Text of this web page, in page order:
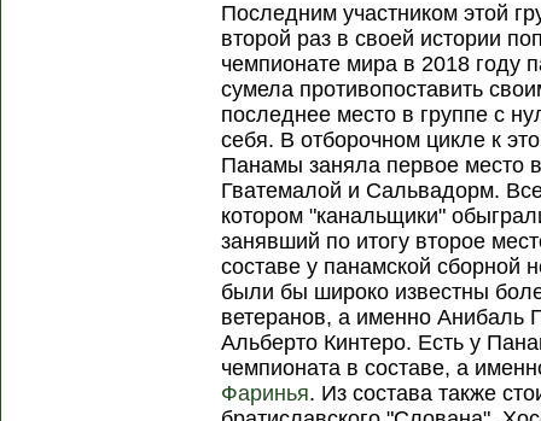
Последним участником этой
второй раз в своей истории
чемпионате мира в 2018 году
сумела противопоставить
последнее место в группе с
себя. В отборочном цикле к
Панамы заняла первое место
Гватемалой и Сальвадорм.
котором "канальщики"
занявший по итогу второе
составе у панамской сборной
были бы широко известны
ветеранов, а именно Анибаль
Альберто Кинтеро. Есть у
чемпионата в составе, а
Фаринья. Из состава также